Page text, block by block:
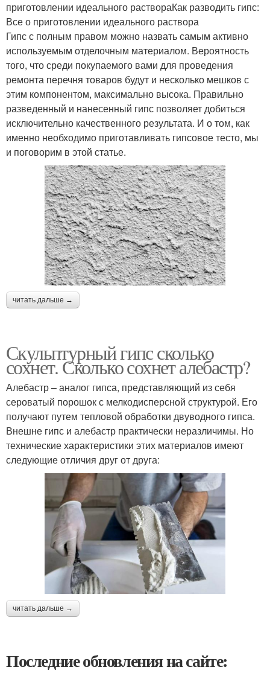
приготовлении идеального раствораКак разводить гипс:
Все о приготовлении идеального раствора
Гипс с полным правом можно назвать самым активно
используемым отделочным материалом. Вероятность
того, что среди покупаемого вами для проведения
ремонта перечня товаров будут и несколько мешков с
этим компонентом, максимально высока. Правильно
разведенный и нанесенный гипс позволяет добиться
исключительно качественного результата. И о том, как
именно необходимо приготавливать гипсовое тесто, мы
и поговорим в этой статье.
читать дальше →
Скульптурный гипс сколько
сохнет. Сколько сохнет алебастр?
Алебастр – аналог гипса, представляющий из себя
сероватый порошок с мелкодисперсной структурой. Его
получают путем тепловой обработки двуводного гипса.
Внешне гипс и алебастр практически неразличимы. Но
технические характеристики этих материалов имеют
следующие отличия друг от друга:
читать дальше →
Последние обновления на сайте: